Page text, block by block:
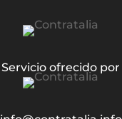
Servicio ofrecido por